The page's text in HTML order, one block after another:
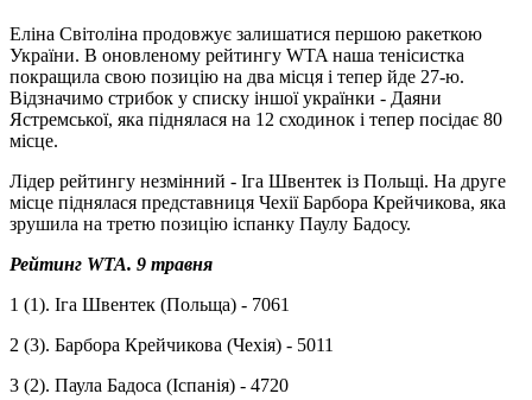
Еліна Світоліна продовжує залишатися першою ракеткою
України. В оновленому рейтингу WTA наша тенісистка
покращила свою позицію на два місця і тепер йде 27-ю.
Відзначимо стрибок у списку іншої українки - Даяни
Ястремської, яка піднялася на 12 сходинок і тепер посідає 80
місце.
Лідер рейтингу незмінний - Іга Швентек із Польщі. На друге
місце піднялася представниця Чехії Барбора Крейчикова, яка
зрушила на третю позицію іспанку Паулу Бадосу.
Рейтинг WTA. 9 травня
1 (1). Іга Швентек (Польща) - 7061
2 (3). Барбора Крейчикова (Чехія) - 5011
3 (2). Паула Бадоса (Іспанія) - 4720